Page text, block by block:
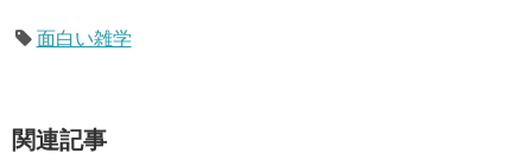
面白い雑学
関連記事